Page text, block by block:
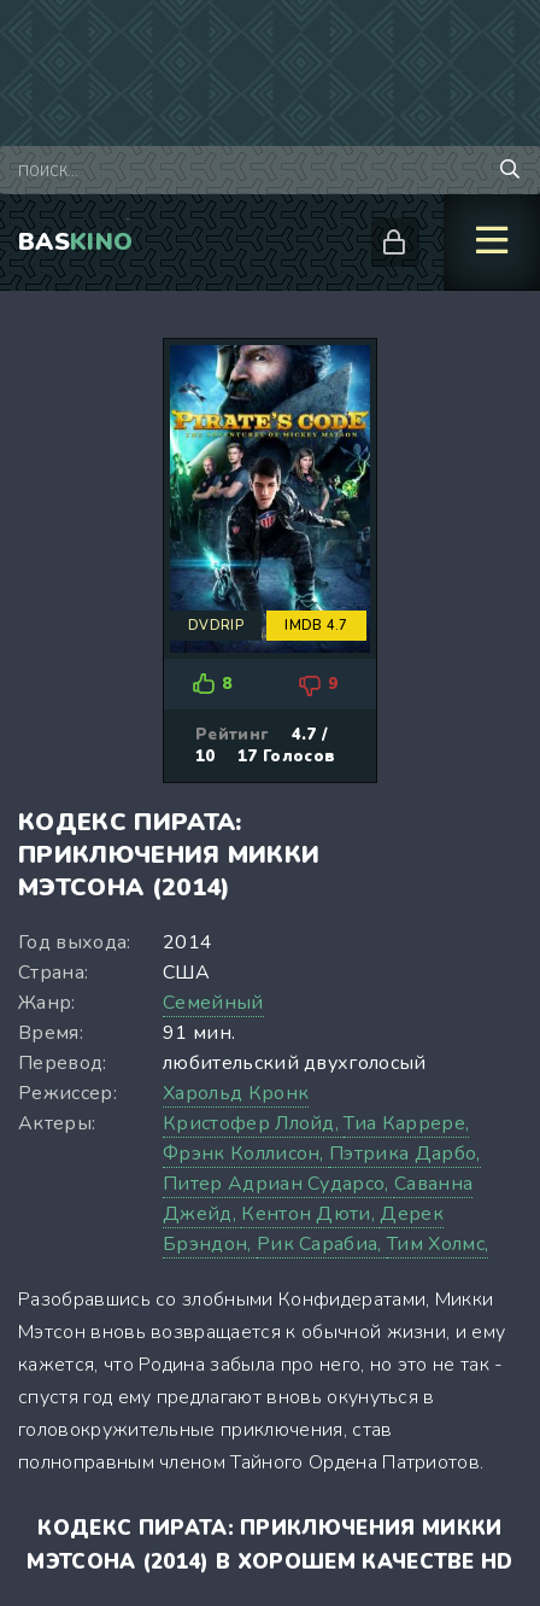
BASKINO
DVDRIP IMDB 4.7
8 9
Рейтинг
4.7 /
10
17 Голосов
КОДЕКС ПИРАТА:
ПРИКЛЮЧЕНИЯ МИККИ
МЭТСОНА (2014)
Год выхода:
2014
Страна:
США
Жанр:
Семейный
Время:
91 мин.
Перевод:
любительский двухголосый
Режиссер:
Харольд Кронк
Актеры:
Кристофер Ллойд,Тиа Каррере,
Фрэнк Коллисон, Пэтрика Дарбо,
Питер Адриан Сударсо,Саванна
Джейд, Кентон Дюти,Дерек
Брэндон, Рик Сарабиа,Тим Холмс,
Разобравшись со злобными Конфидератами, Микки
Мэтсон вновь возвращается к обычной жизни, и ему
кажется, что Родина забыла про него, но это не так -
спустя год ему предлагают вновь окунуться в
головокружительные приключения, став
полноправным членом Тайного Ордена Патриотов.
КОДЕКС ПИРАТА: ПРИКЛЮЧЕНИЯ МИККИ
МЭТСОНА (2014) В ХОРОШЕМ КАЧЕСТВЕ HD